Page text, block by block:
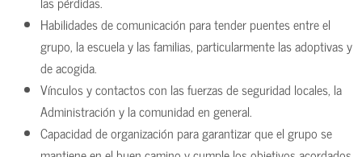
Habilidades de comunicación para tender puentes entre el
grupo, la escuela y las familias, particularmente las adoptivas y
de acogida.
Vínculos y contactos con las fuerzas de seguridad locales, la
Administración y la comunidad en general.
Capacidad de organización para garantizar que el grupo se